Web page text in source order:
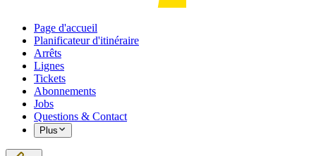
Page d'accueil
Planificateur d'itinéraire
Arrêts
Lignes
Tickets
Abonnements
Jobs
Questions & Contact
Plus